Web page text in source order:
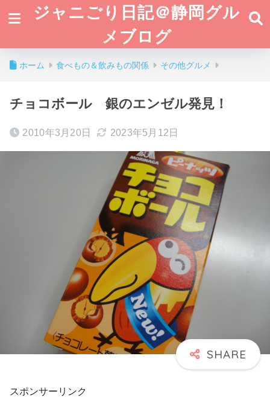
ジャニごり日記＠静岡グル
メブログ
ホーム 食べもの＆飲みもの関係 その他グルメ
チョコボール 銀のエンゼル発見！
2010年3月20日 2023年5月12日
スポンサーリンク